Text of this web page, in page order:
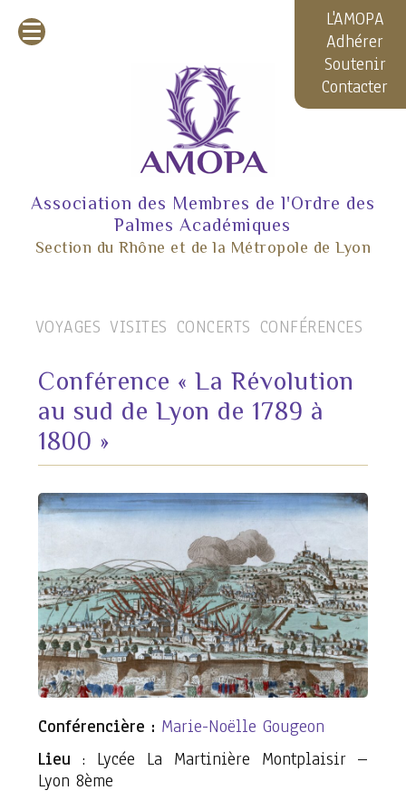
L'AMOPA
Adhérer
Soutenir
Contacter
Association des Membres de l'Ordre des
Palmes Académiques
Section du Rhône et de la Métropole de Lyon
VOYAGES VISITES CONCERTS CONFÉRENCES
Conférence « La Révolution
au sud de Lyon de 1789 à
1800 »
Conférencière : Marie-Noëlle Gougeon
Lieu : Lycée La Martinière Montplaisir –
Lyon 8ème